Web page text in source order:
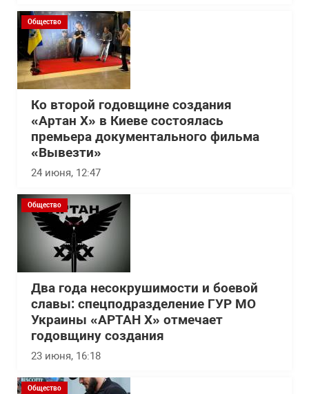
Общество
Ко второй годовщине создания
«Артан Х» в Киеве состоялась
премьера документального фильма
«Вывезти»
24 июня, 12:47
Общество
Два года несокрушимости и боевой
славы: спецподразделение ГУР МО
Украины «АРТАН Х» отмечает
годовщину создания
23 июня, 16:18
Общество